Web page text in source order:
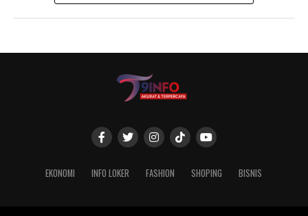
EKONOMI INFO LOKER FASHION SHOPING BISNIS